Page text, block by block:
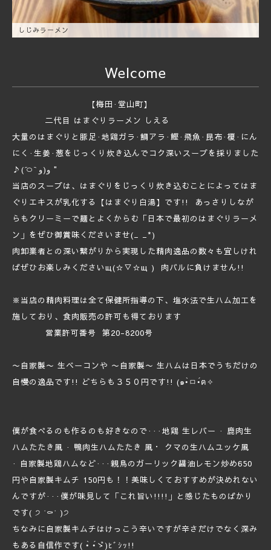
しじみラーメン
Welcome
【梅田·堂山町】
二代目 はまぐりラーメン しえる
大量のはまぐりと豚足·地鶏ガラ·鯛アラ·鰹·飛魚·昆布·榎·にん
にく·生姜·葱をじっくり炊き込んでコク深いスープを採りました
♪‎⁦( ᷇࿀ ᷆ و(و "
当店のスープは、はまぐりをじっくり炊き込むことによってはま
ぐりエキスが乳化する【はまぐり白湯】です!! あっさりしなが
らもクリーミーで麺とよくからむ「日本で最初のはまぐりラーメ
ン」をぜひ御賞味くださいませ(_ _*)
肉卸業者との深い繋がりから実現した精肉逸品の数々も宜しけれ
ばぜひお楽しみくださいщ(☆▽☆щ ) 肉バルに負けません!!
※当店の精肉料理は全て保健所指導の下、塩水法で生ハム加工を
施しており、食肉販売の許可も得ております
営業許可番号 第20-8200号
〜自家製〜 生ベーコンや 〜自家製〜 生ハムは日本でうちだけの
自慢の逸品です!! どちらも３５０円です!! (๑•̀ㅁ•́ฅ✧
僕が食べるのも作るのも好きなので···地鶏 生レバー · 鹿肉生
ハムたたき風 · 鴨肉生ハムたたき 風・ クマの生ハムユッケ風
· 自家製地鶏ハムなど···親鳥のガーリック醤油レモン炒め650
円や自家製キムチ 150円も！！美味しくておすすめが決めれない
んですが···僕が味見して「これ旨い!!!!」と感じたものばかり
です( ੭ ˙⚰˙ )੭
ちなみに自家製キムチはけっこう辛いですが辛さだけでなく深み
もある自信作です( •̀ •́ゞ)ﾋﾞｼｯ!!